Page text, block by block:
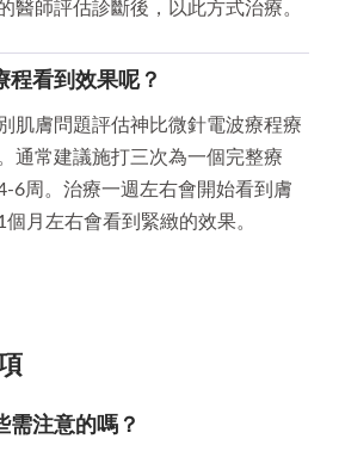
醫師評估診斷後，以此方式治療。
程看到效果呢？
肌膚問題評估神比微針電波療程療
通常建議施打三次為一個完整療
6周。治療一週左右會開始看到膚
月左右會看到緊緻的效果。
需注意的嗎？